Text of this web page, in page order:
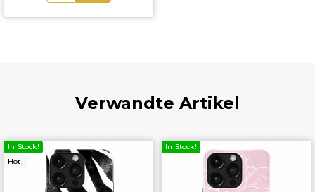
Verwandte Artikel
Hot!
In Stock! In Stock!